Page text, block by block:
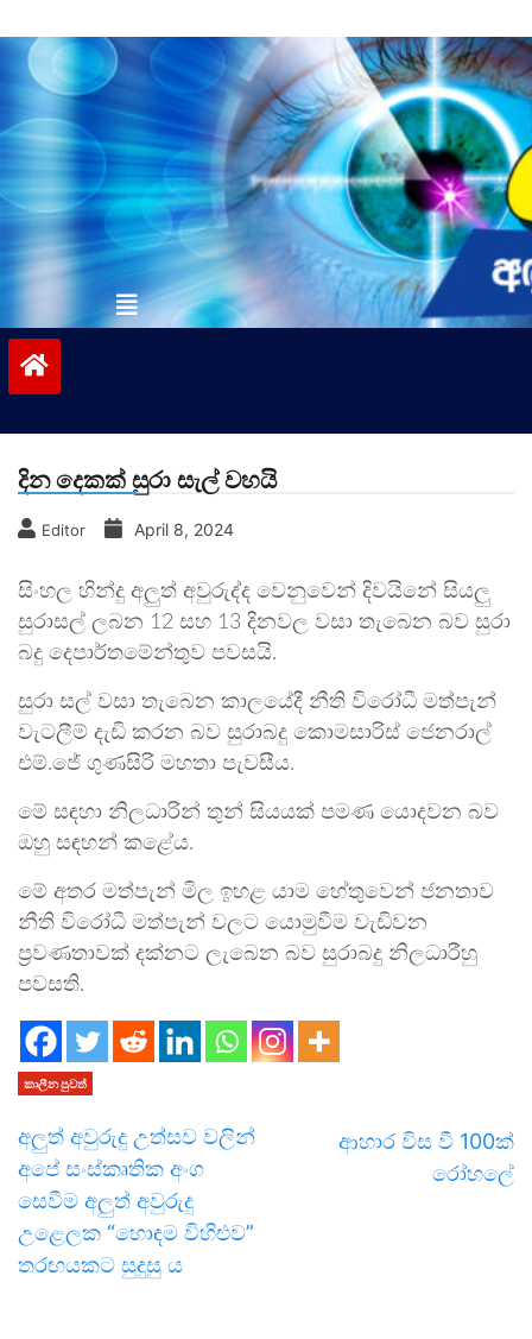
to
contentvinivida.lk
දින දෙකක් සුරා සැල් වහයි
Editor April 8, 2024
සිංහල හින්දු අලුත් අවුරුද්ද වෙනුවෙන් දිවයිනේ සියලු
සුරාසල් ලබන 12 සහ 13 දිනවල වසා තැබෙන බව සුරා
බදු දෙපාර්තමේන්තුව පවසයි.
සුරා සල් වසා තැබෙන කාලයේදී නීති විරෝධී මත්පැන්
වැටලීම් දැඩි කරන බව සුරාබදු කොමසාරිස් ජෙනරාල්
එම්.ජේ ගුණසිරි මහතා පැවසීය.
මේ සඳහා නිලධාරින් තුන් සියයක් පමණ යොදවන බව
ඔහු සඳහන් කළේය.
මේ අතර මත්පැන් මිල ඉහළ යාම හේතුවෙන් ජනතාව
නීති විරෝධී මත්පැන් වලට යොමුවීම වැඩිවන
ප්‍රවණතාවක් දක්නට ලැබෙන බව සුරාබදු නිලධාරීහු
පවසති.
කාලීන පුවත්
අලුත් අවුරුදු උත්සව වලින්
අපේ සංස්කෘතික අංග
සෙවීම අලුත් අවුරුදු
උළෙලක “හොඳම විහිළුව”
තරඟයකට සුදුසු ය
ආහාර විස වී 100ක්
රෝහලේ